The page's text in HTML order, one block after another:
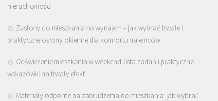
nieruchomości
Zasłony do mieszkania na wynajem – jak wybrać trwałe i
praktyczne osłony okienne dla komfortu najemców
Odświeżenie mieszkania w weekend: lista zadań i praktyczne
wskazówki na trwały efekt
Materiały odporne na zabrudzenia do mieszkania: jak wybrać